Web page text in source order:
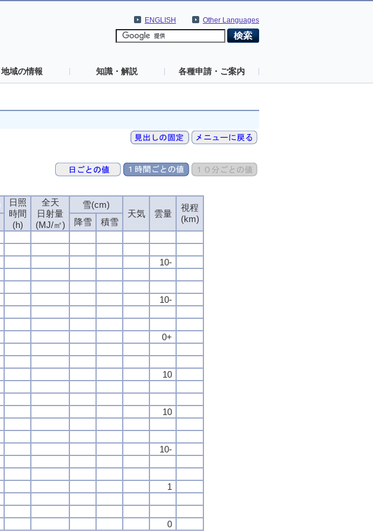
Other Languages
ENGLISH
地域の情報 知識・解説 各種申請・ご案内
日照
時間
(h)
全天
日射量
(MJ/㎡)
雪(cm)
天気
雲量
視程
(km)
降雪
積雪
10-
10-
0+
10
10
10-
1
0